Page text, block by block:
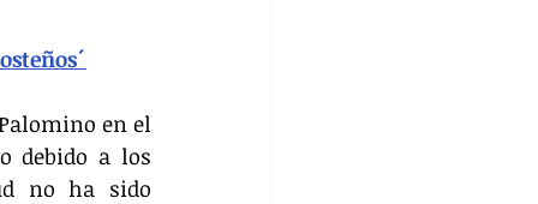
en el
debido a los
no ha sido